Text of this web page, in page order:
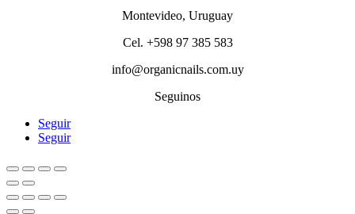
Montevideo, Uruguay
Cel. +598 97 385 583
info@organicnails.com.uy
Seguinos
Seguir
Seguir